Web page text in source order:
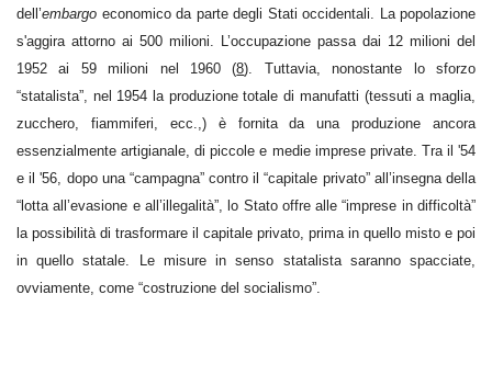
dell’embargo economico da parte degli Stati occidentali. La popolazione
s'aggira attorno ai 500 milioni. L’occupazione passa dai 12 milioni del
1952 ai 59 milioni nel 1960 (8). Tuttavia, nonostante lo sforzo
“statalista”, nel 1954 la produzione totale di manufatti (tessuti a maglia,
zucchero, fiammiferi, ecc.,) è fornita da una produzione ancora
essenzialmente artigianale, di piccole e medie imprese private. Tra il '54
e il '56, dopo una “campagna” contro il “capitale privato” all’insegna della
“lotta all’evasione e all’illegalità”, lo Stato offre alle “imprese in difficoltà”
la possibilità di trasformare il capitale privato, prima in quello misto e poi
in quello statale. Le misure in senso statalista saranno spacciate,
ovviamente, come “costruzione del socialismo”.